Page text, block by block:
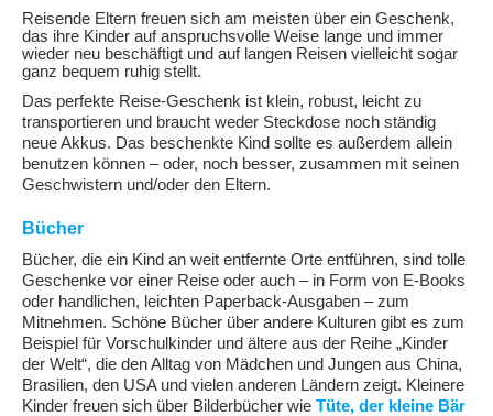
Reisende Eltern freuen sich am meisten über ein Geschenk,
das ihre Kinder auf anspruchsvolle Weise lange und immer
wieder neu beschäftigt und auf langen Reisen vielleicht sogar
ganz bequem ruhig stellt.
Das perfekte Reise-Geschenk ist klein, robust, leicht zu
transportieren und braucht weder Steckdose noch ständig
neue Akkus. Das beschenkte Kind sollte es außerdem allein
benutzen können – oder, noch besser, zusammen mit seinen
Geschwistern und/oder den Eltern.
Bücher
Bücher, die ein Kind an weit entfernte Orte entführen, sind tolle
Geschenke vor einer Reise oder auch – in Form von E-Books
oder handlichen, leichten Paperback-Ausgaben – zum
Mitnehmen. Schöne Bücher über andere Kulturen gibt es zum
Beispiel für Vorschulkinder und ältere aus der Reihe „Kinder
der Welt“, die den Alltag von Mädchen und Jungen aus China,
Brasilien, den USA und vielen anderen Ländern zeigt. Kleinere
Kinder freuen sich über Bilderbücher wie Tüte, der kleine Bär